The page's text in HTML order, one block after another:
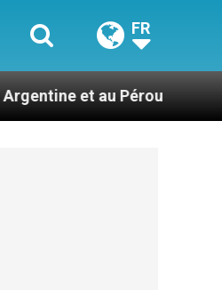
FR
Des prophètes